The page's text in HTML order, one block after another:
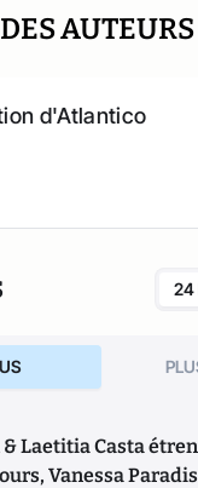
AUTEURS
d'Atlantico
24
Laetitia Casta
Vanessa